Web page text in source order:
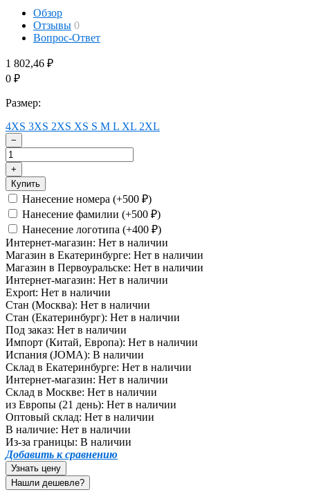
Обзор
Отзывы 0
Вопрос-Ответ
1 802,46 ₽
0 ₽
Размер:
4XS 3XS 2XS XS S M L XL 2XL
−
+
Купить
Нанесение номера (+500 ₽)
Нанесение фамилии (+500 ₽)
Нанесение логотипа (+400 ₽)
Интернет-магазин: Нет в наличии
Магазин в Екатеринбурге: Нет в наличии
Магазин в Первоуральске: Нет в наличии
Интернет-магазин: Нет в наличии
Export: Нет в наличии
Стан (Москва): Нет в наличии
Стан (Екатеринбург): Нет в наличии
Под заказ: Нет в наличии
Импорт (Китай, Европа): Нет в наличии
Испания (JOMA): В наличии
Склад в Екатеринбурге: Нет в наличии
Интернет-магазин: Нет в наличии
Склад в Москве: Нет в наличии
из Европы (21 день): Нет в наличии
Оптовый склад: Нет в наличии
В наличие: Нет в наличии
Из-за границы: В наличии
Добавить к сравнению
Узнать цену